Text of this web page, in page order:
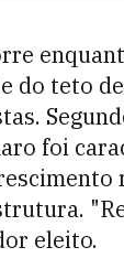
do teto
foi
eleito.